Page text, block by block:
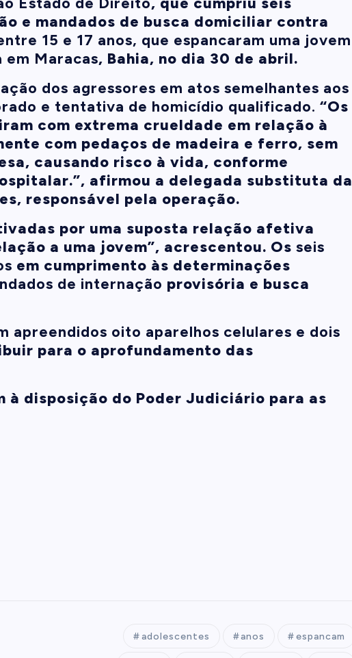
e mandados de busca domiciliar contra
15 e 17 anos, que espancaram uma jovem
em Maracas, Bahia, no dia 30 de abril.
dos agressores em atos semelhantes aos
e tentativa de homicídio qualificado. “Os
com extrema crueldade em relação à
com pedaços de madeira e ferro, sem
causando risco à vida, conforme
afirmou a delegada substituta da
responsável pela operação.
por uma suposta relação afetiva
a uma jovem”, acrescentou. Os seis
em cumprimento às determinações
de internação provisória e busca
apreendidos oito aparelhos celulares e dois
para o aprofundamento das
à disposição do Poder Judiciário para as
adolescentes anos espancam